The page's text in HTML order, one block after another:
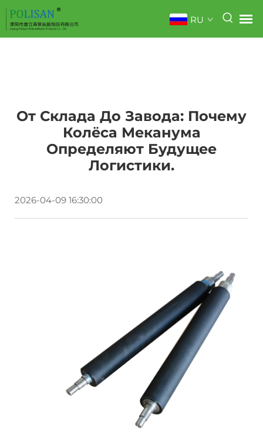
RU
От Склада До Завода: Почему
Колёса Меканума
Определяют Будущее
Логистики.
2026-04-09 16:30:00